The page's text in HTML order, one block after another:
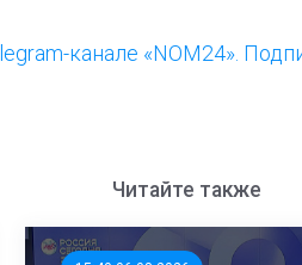
канале «NOM24».
Читайте также